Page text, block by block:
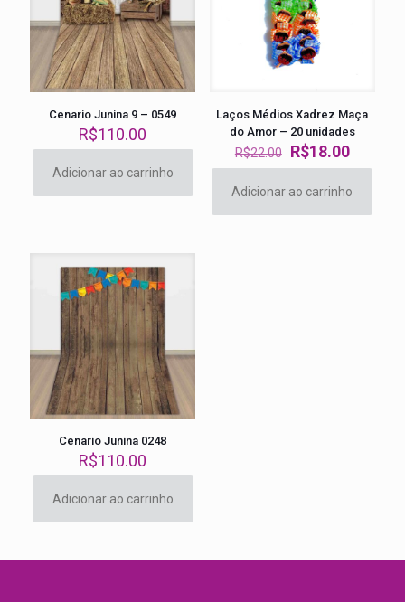
Cenario Junina 9 – 0549
R$110.00
Adicionar ao carrinho
Laços Médios Xadrez Maça
do Amor – 20 unidades
R$22.00 O
preço
original
era:
R$22.00.
R$18.00O
preço
atual
é:
Adicionar ao carrinho
Cenario Junina 0248
R$110.00
Adicionar ao carrinho